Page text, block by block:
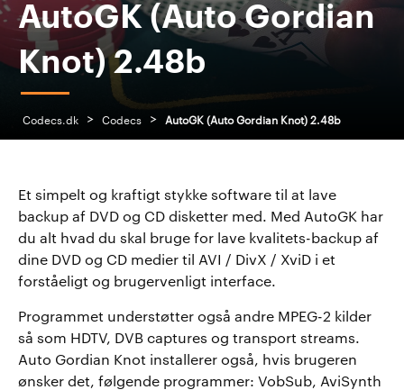
AutoGK (Auto Gordian
Knot) 2.48b
Codecs.dk > Codecs > AutoGK (Auto Gordian Knot) 2.48b
Et simpelt og kraftigt stykke software til at lave
backup af DVD og CD disketter med. Med AutoGK har
du alt hvad du skal bruge for lave kvalitets-backup af
dine DVD og CD medier til AVI / DivX / XviD i et
forståeligt og brugervenligt interface.
Programmet understøtter også andre MPEG-2 kilder
så som HDTV, DVB captures og transport streams.
Auto Gordian Knot installerer også, hvis brugeren
ønsker det, følgende programmer: VobSub, AviSynth